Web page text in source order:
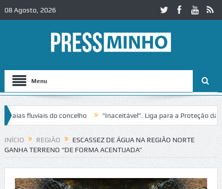
08 Agosto, 2026
Menu
fluviais do concelho “Inaceitável”. Liga para a Proteção da
INÍCIO REGIÃO
ESCASSEZ DE ÁGUA NA REGIÃO NORTE
GANHA TERRENO “DE FORMA ACENTUADA”